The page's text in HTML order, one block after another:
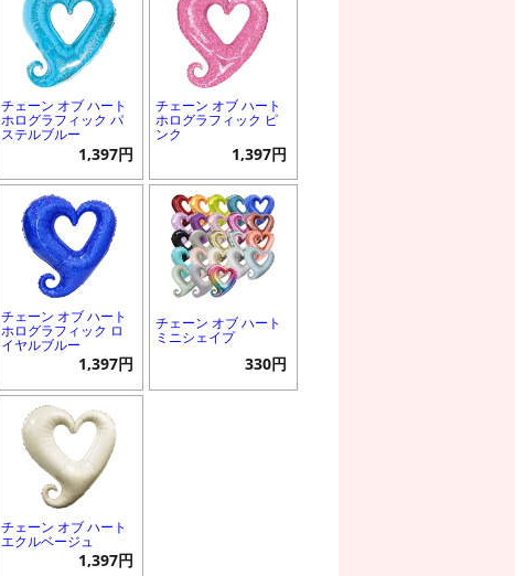
チェーン オブ ハート
ホログラフィック パ
ステルブルー
1,397円
チェーン オブ ハート
ホログラフィック ピ
ンク
1,397円
チェーン オブ ハート
ホログラフィック ロ
イヤルブルー
1,397円
チェーン オブ ハート
ミニシェイプ
330円
チェーン オブ ハート
エクルベージュ
1,397円